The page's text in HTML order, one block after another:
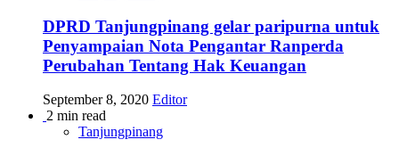
DPRD Tanjungpinang gelar paripurna untuk
Penyampaian Nota Pengantar Ranperda
Perubahan Tentang Hak Keuangan
September 8, 2020 Editor
2 min read
Tanjungpinang